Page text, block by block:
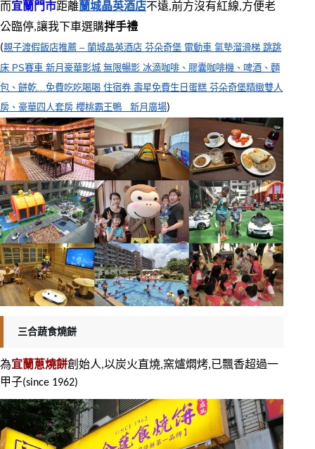
而宜蘭門市距離蘭城晶英酒店不遠,前方沒有紅線,方便老
公臨停,讓我下車選購拌手禮
(親子渡假飯店推薦 – 蘭城晶英酒店 芬朵奇堡 電動車 氣墊溜滑梯 跳跳
床 PS賽車 新月豪華影城 無限暢影 冰滴咖啡、膠囊咖啡機、啤酒、麵
包、餅乾…免費吃吃喝喝 住宿券 壽星免費生日蛋糕 芬朵奇堡精緻雙人
房、豪華四人套房 櫻桃霸王鴨   新月廣場)
三合蔬食燒餅
為宜蘭蔥燒餅創始人,以炭火直燒,窯爐燜烤,已飄香超過一
甲子(since 1962)